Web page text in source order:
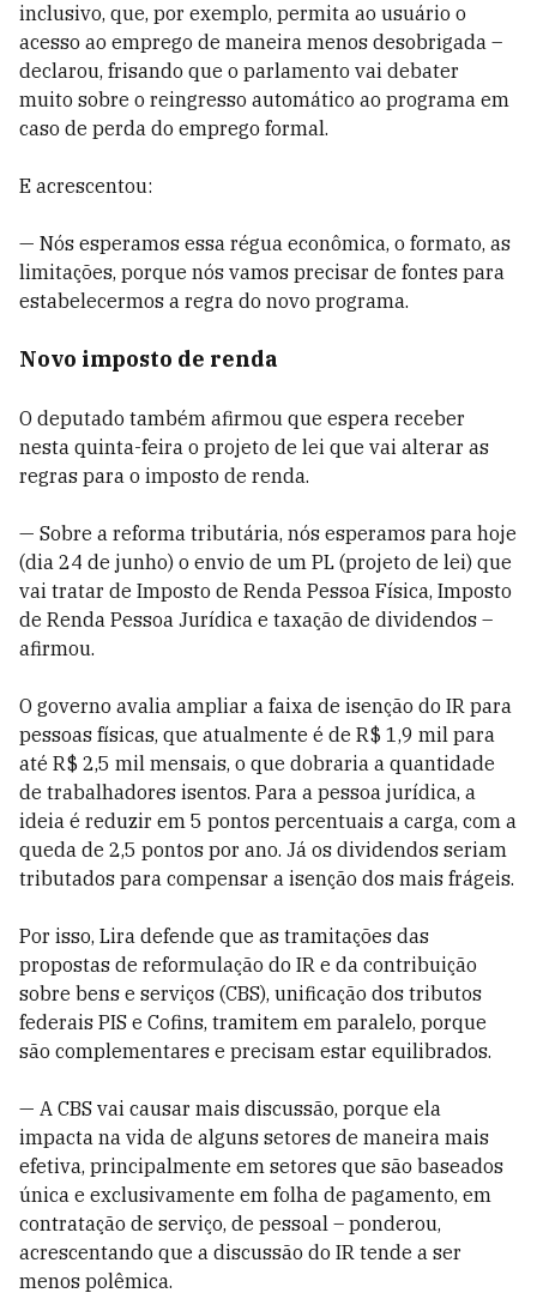
inclusivo, que, por exemplo, permita ao usuário o
acesso ao emprego de maneira menos desobrigada –
declarou, frisando que o parlamento vai debater
muito sobre o reingresso automático ao programa em
caso de perda do emprego formal.
E acrescentou:
— Nós esperamos essa régua econômica, o formato, as
limitações, porque nós vamos precisar de fontes para
estabelecermos a regra do novo programa.
Novo imposto de renda
O deputado também afirmou que espera receber
nesta quinta-feira o projeto de lei que vai alterar as
regras para o imposto de renda.
— Sobre a reforma tributária, nós esperamos para hoje
(dia 24 de junho) o envio de um PL (projeto de lei) que
vai tratar de Imposto de Renda Pessoa Física, Imposto
de Renda Pessoa Jurídica e taxação de dividendos –
afirmou.
O governo avalia ampliar a faixa de isenção do IR para
pessoas físicas, que atualmente é de R$ 1,9 mil para
até R$ 2,5 mil mensais, o que dobraria a quantidade
de trabalhadores isentos. Para a pessoa jurídica, a
ideia é reduzir em 5 pontos percentuais a carga, com a
queda de 2,5 pontos por ano. Já os dividendos seriam
tributados para compensar a isenção dos mais frágeis.
Por isso, Lira defende que as tramitações das
propostas de reformulação do IR e da contribuição
sobre bens e serviços (CBS), unificação dos tributos
federais PIS e Cofins, tramitem em paralelo, porque
são complementares e precisam estar equilibrados.
— A CBS vai causar mais discussão, porque ela
impacta na vida de alguns setores de maneira mais
efetiva, principalmente em setores que são baseados
única e exclusivamente em folha de pagamento, em
contratação de serviço, de pessoal – ponderou,
acrescentando que a discussão do IR tende a ser
menos polêmica.